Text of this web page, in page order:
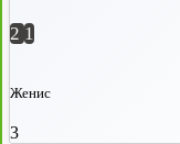
2 1
Женис
3